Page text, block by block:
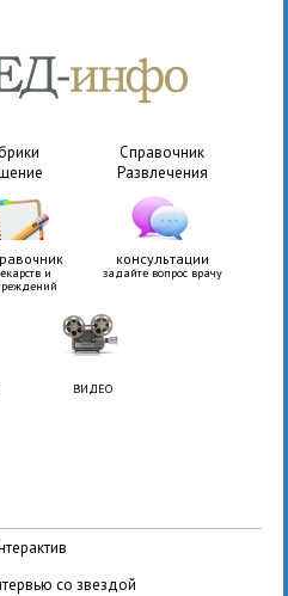
Справочник
Развлечения
и
консультации
задайте вопрос врачу
ВИДЕО
со звездой